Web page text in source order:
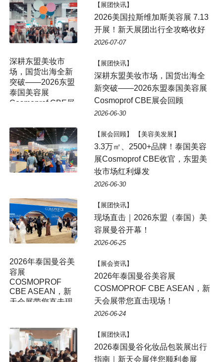
【展团快讯】
2026美国拉斯维加斯美容展 7.13
开展！新天展团出行全攻略收好
2026-07-07
深耕东盟美妆市
场，国货出海全新
突破——2026东盟
泰国美容展
Cosmoprof CBE展
【展团快讯】
深耕东盟美妆市场，国货出海全
新突破——2026东盟泰国美容展
Cosmoprof CBE展会回顾
2026-06-30
【展会回顾】 【美容美发展】
3.3万㎡、2500+品牌！泰国美容
展Cosmoprof CBE收官，东盟美
妆市场红利爆发
2026-06-30
【展团快讯】
现场直击｜2026东盟（泰国）美
容展曼谷开幕！
2026-06-25
2026年泰国曼谷美
容展
COSMOPROF
CBE ASEAN，新
天会展带您直击现
【展会资讯】
2026年泰国曼谷美容展
COSMOPROF CBE ASEAN，新
天会展带您直击现场！
2026-06-24
【展团快讯】
2026泰国曼谷化妆品包装展出行
指南｜新天会展伴您顺利参展